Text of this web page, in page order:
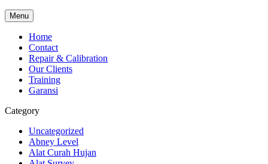
Menu
Home
Contact
Repair & Calibration
Our Clients
Training
Garansi
Category
Uncategorized
Abney Level
Alat Curah Hujan